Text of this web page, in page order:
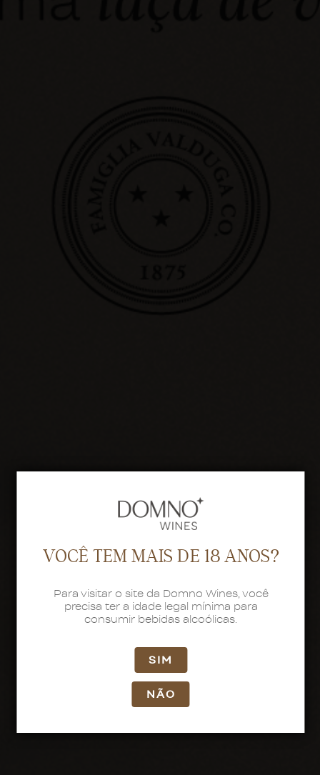
VOCÊ TEM MAIS DE 18 ANOS?
Para visitar o site da Domno Wines, você
precisa ter a idade legal mínima para
consumir bebidas alcoólicas.
SIM
NÃO